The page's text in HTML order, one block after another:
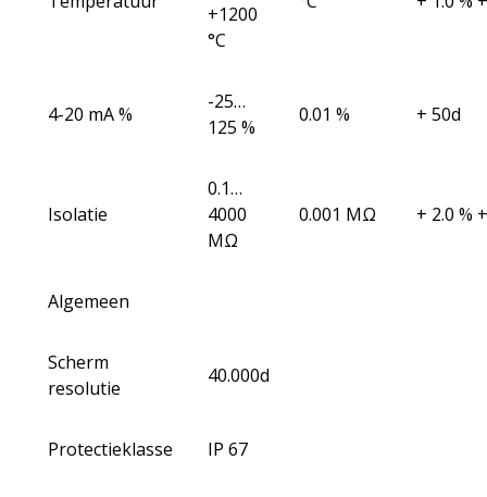
+1200
°C
4-20 mA %
-25…
125 %
0.01 % + 50d
Isolatie
0.1…
4000
MΩ
0.001 MΩ + 2.0 %
Algemeen
Scherm
resolutie
40.000d
Protectieklasse IP 67